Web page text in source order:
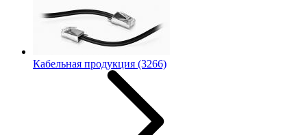
Кабельная продукция (3266)